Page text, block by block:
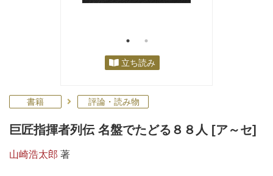
立ち読み
書籍 評論・読み物
巨匠指揮者列伝 名盤でたどる８８人 [ア～セ]
山崎浩太郎 著